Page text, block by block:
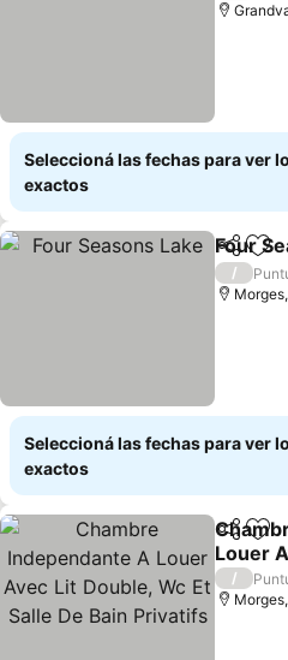
Seleccioná las fechas para ver
exactos
Four
/
Seleccioná las fechas para ver
exactos
Louer
Wc Et
/